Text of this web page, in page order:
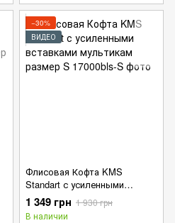
−30%
ВИДЕО
Флисовая Кофта KMS
Standart с усиленными
вставками мультикам
размер S
1 349 грн 1 930 грн
В наличии